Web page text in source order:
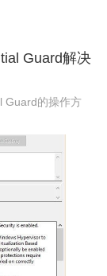
Guard解决
Guard的操作方